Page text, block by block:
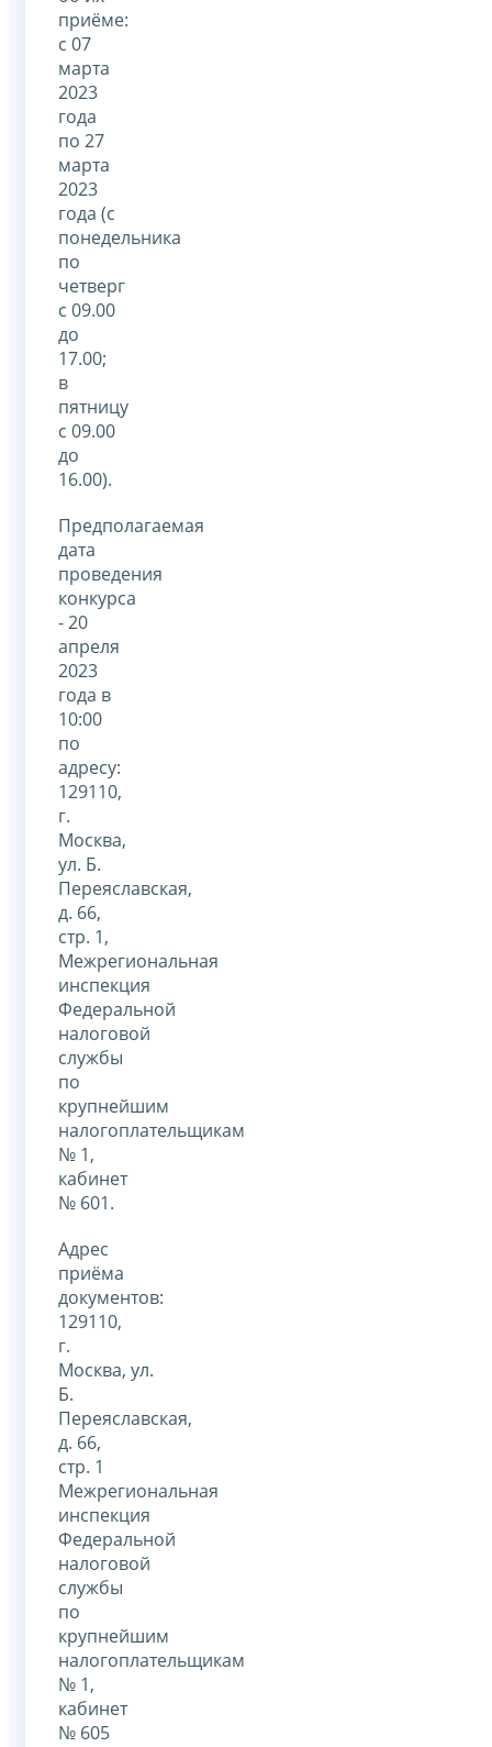
приёме:
с 07
марта
2023
года
по 27
марта
2023
года (с
понедельника
по
четверг
с 09.00
до
17.00;
в
пятницу
с 09.00
до
16.00).
Предполагаемая
дата
проведения
конкурса
- 20
апреля
2023
года в
10:00
по
адресу:
129110,
г.
Москва,
ул. Б.
Переяславская,
д. 66,
стр. 1,
Межрегиональная
инспекция
Федеральной
налоговой
службы
по
крупнейшим
налогоплательщикам
№ 1,
кабинет
№ 601.
Адрес
приёма
документов:
129110,
г.
Москва, ул.
Б.
Переяславская,
д. 66,
стр. 1
Межрегиональная
инспекция
Федеральной
налоговой
службы
по
крупнейшим
налогоплательщикам
№ 1,
кабинет
№ 605